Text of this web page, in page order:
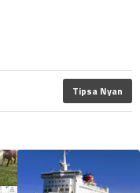
Tipsa Nyan